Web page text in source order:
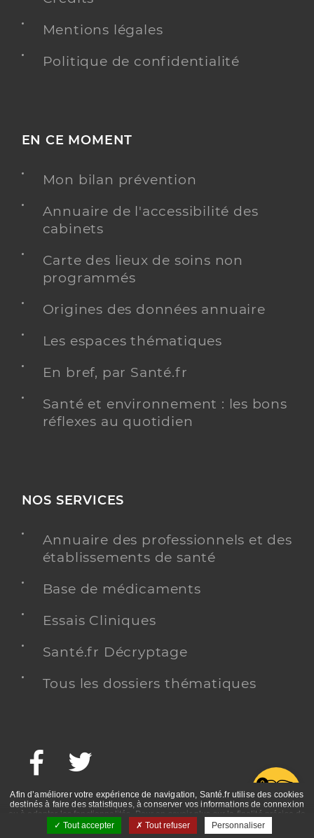
Mentions légales
Politique de confidentialité
EN CE MOMENT
Mon bilan prévention
Annuaire de l'accessibilité des
cabinets
Carte des lieux de soins non
programmés
Origines des données annuaire
Les espaces thématiques
En bref, par Santé.fr
Santé et environnement : les bons
réflexes au quotidien
NOS SERVICES
Annuaire des professionnels et des
établissements de santé
Base de médicaments
Essais Cliniques
Santé.fr Décryptage
Tous les dossiers thématiques
Facebook
Afin d’améliorer votre expérience de navigation, Santé.fr utilise des cookies
destinés à faire des statistiques, à conserver vos informations de connexion
ou à adapter les fonctionnalités. Pour en savoir plus sur la finalité précise de
ces cookies, nous vous invitons à prendre connaissance de la politique de
confidentialité et des mentions légales.
Tout accepter Tout refuser Personnaliser